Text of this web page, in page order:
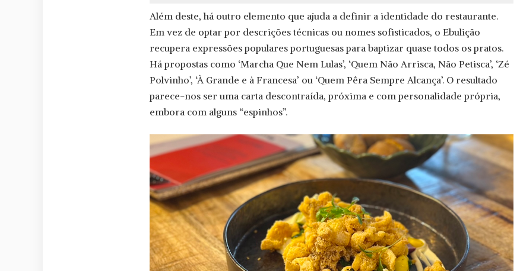
Além deste, há outro elemento que ajuda a definir a identidade do restaurante.
Em vez de optar por descrições técnicas ou nomes sofisticados, o Ebulição
recupera expressões populares portuguesas para baptizar quase todos os pratos.
Há propostas como ‘Marcha Que Nem Lulas’, ‘Quem Não Arrisca, Não Petisca’, ‘Zé
Polvinho’, ‘À Grande e à Francesa’ ou ‘Quem Pêra Sempre Alcança’. O resultado
parece-nos ser uma carta descontraída, próxima e com personalidade própria,
embora com alguns “espinhos”.